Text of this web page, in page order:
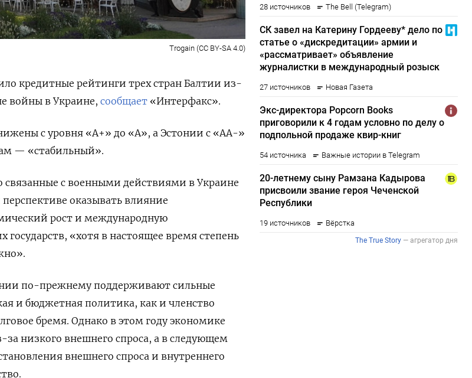
Trogain (CC BY-SA 4.0)
кредитные рейтинги трех стран Балтии из-
войны в Украине, сообщает «Интерфакс».
с уровня «А+» до «А», а Эстонии с «АА-»
— «стабильный».
связанные с военными действиями в Украине
оказывать влияние
рост и международную
государств, «хотя в настоящее время степень
по-прежнему поддерживают сильные
и бюджетная политика, как и членство
бремя. Однако в этом году экономике
низкого внешнего спроса, а в следующем
внешнего спроса и внутреннего